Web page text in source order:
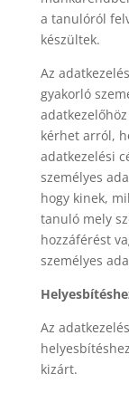
a tanulóról
készültek.
Az
gyakorló
kérhet arról,
adatkezelési
személyes
hogy kinek,
tanuló mely
hozzáférést
személyes
Az
kizárt.